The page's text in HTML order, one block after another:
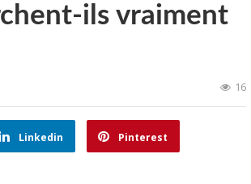
ils vraiment
16
Linkedin Pinterest